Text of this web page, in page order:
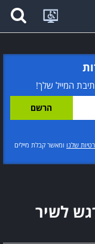
המייל שלך!
שלנו ומאשר קבלת מיילים
לשיר